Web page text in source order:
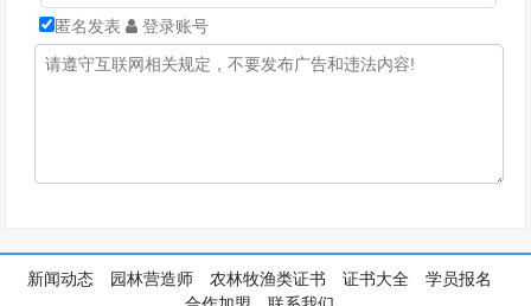
匿名发表 登录账号
新闻动态 园林营造师 农林牧渔类证书 证书大全
学员报名